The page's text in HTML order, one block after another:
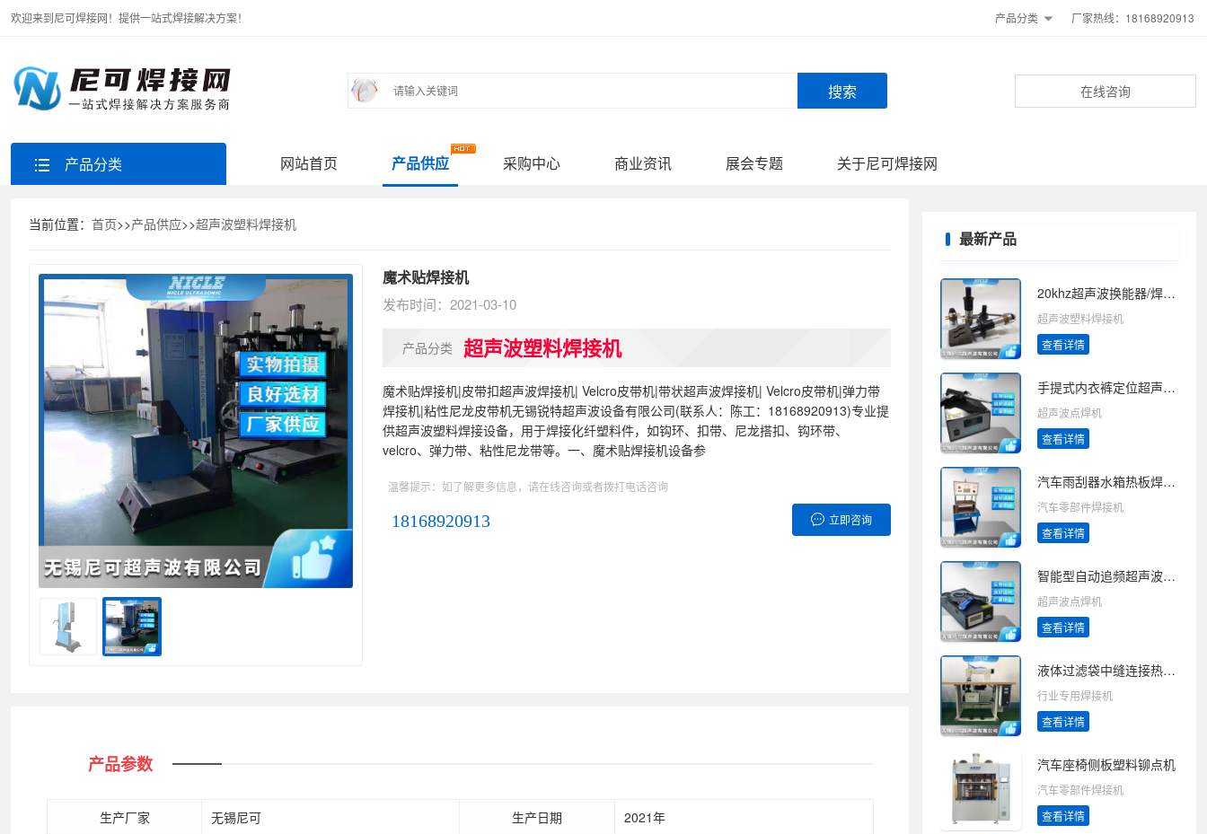
欢迎来到尼可焊接网！提供一站式焊接解决方案！ 产品分类 厂家热线：18168920913
在线咨询
产品分类 网站首页 产品供应 采购中心 商业资讯 展会专题 关于尼可焊接网
当前位置： 首页>>产品供应>>超声波塑料焊接机
魔术贴焊接机
发布时间：2021-03-10
产品分类 超声波塑料焊接机
魔术贴焊接机|皮带扣超声波焊接机| Velcro皮带机|带状超声波焊接机| Velcro皮带机|弹力带
焊接机|粘性尼龙皮带机无锡锐特超声波设备有限公司(联系人：陈工：18168920913)专业提
供超声波塑料焊接设备，用于焊接化纤塑料件，如钩环、扣带、尼龙搭扣、钩环带、
velcro、弹力带、粘性尼龙带等。一、魔术贴焊接机设备参
温馨提示：如了解更多信息，请在线咨询或者拨打电话咨询
18168920913 立即咨询
产品参数
生产厂家 无锡尼可 生产日期
2021年
最新产品
20khz超声波换能器/焊接机振子
超声波塑料焊接机
查看详情
手提式内衣裤定位超声波点焊机
超声波点焊机
查看详情
汽车雨刮器水箱热板焊接机
汽车零部件焊接机
查看详情
智能型自动追频超声波手提点焊机
超声波点焊机
查看详情
液体过滤袋中缝连接热熔焊接机
行业专用焊接机
查看详情
汽车座椅侧板塑料铆点机
汽车零部件焊接机
查看详情